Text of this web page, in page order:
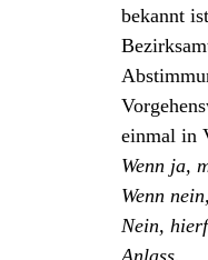
bekannt
einmal in
Wenn ja,
Wenn
Nein,
Anlass.